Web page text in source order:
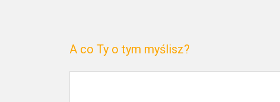
A co Ty o tym myślisz?